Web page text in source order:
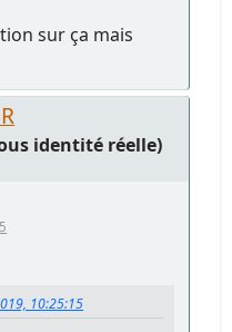
sur ça mais
identité réelle)
10:25:15